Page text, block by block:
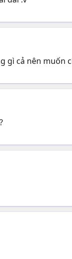
gì cả nên muốn